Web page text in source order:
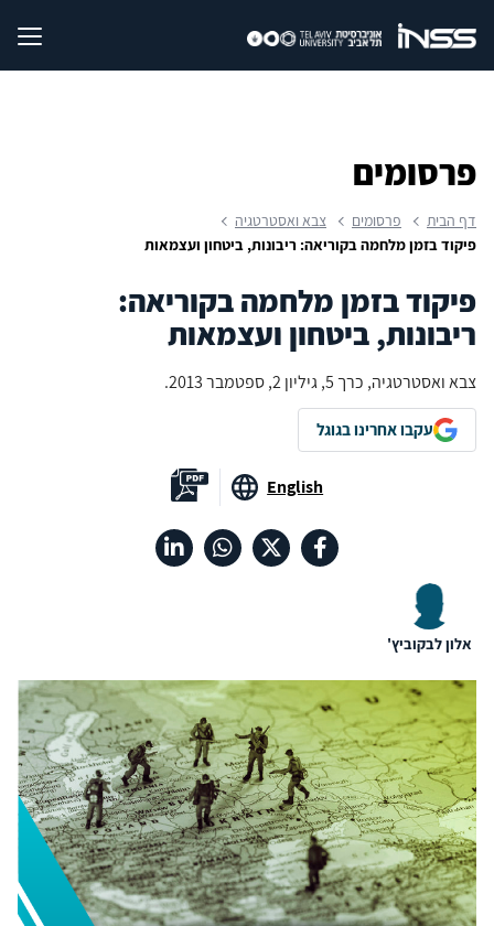
פרסומים
דף הבית פרסומים
צבא ואסטרטגיה
פיקוד בזמן מלחמה בקוריאה: ריבונות, ביטחון ועצמאות
פיקוד בזמן מלחמה בקוריאה:
ריבונות, ביטחון ועצמאות
צבא ואסטרטגיה, כרך 5, גיליון 2, ספטמבר 2013.
עקבו אחרינו בגוגל
English
אלון לבקוביץ'